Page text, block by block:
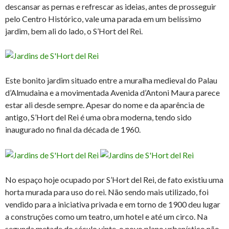
descansar as pernas e refrescar as ideias, antes de prosseguir
pelo Centro Histórico, vale uma parada em um belíssimo
jardim, bem ali do lado, o S’Hort del Rei.
Este bonito jardim situado entre a muralha medieval do Palau
d’Almudaina e a movimentada Avenida d’Antoni Maura parece
estar ali desde sempre. Apesar do nome e da aparência de
antigo, S’Hort del Rei é uma obra moderna, tendo sido
inaugurado no final da década de 1960.
No espaço hoje ocupado por S’Hort del Rei, de fato existiu uma
horta murada para uso do rei. Não sendo mais utilizado, foi
vendido para a iniciativa privada e em torno de 1900 deu lugar
a construções como um teatro, um hotel e até um circo. Na